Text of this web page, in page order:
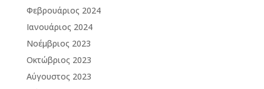
Φεβρουάριος 2024
Ιανουάριος 2024
Νοέμβριος 2023
Οκτώβριος 2023
Αύγουστος 2023